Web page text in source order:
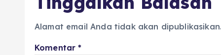
Alamat email Anda tidak akan dipublikasikan.
Komentar*